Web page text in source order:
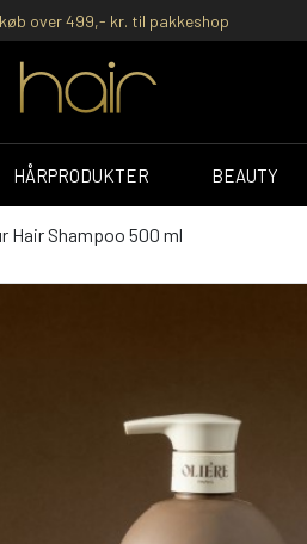
over 499,- kr. til pakkeshop
HÅRPRODUKTER BEAUTY
Hair Shampoo 500 ml